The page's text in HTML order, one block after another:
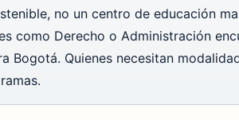
no un centro de educación
como Derecho o Administración
Bogotá. Quienes necesitan